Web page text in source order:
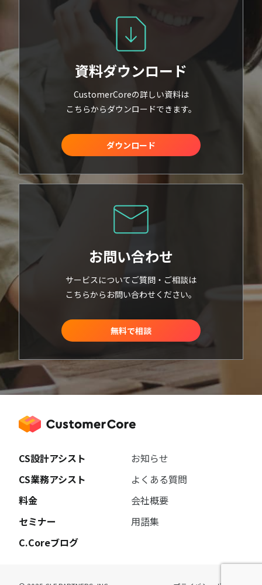
資料ダウンロード
CustomerCoreの詳しい資料は
こちらからダウンロードできます。
ダウンロード
お問い合わせ
サービスについてご質問・ご相談は
こちらからお問い合わせください。
無料で相談
CS設計アシスト
CS業務アシスト
料金
セミナー
C.Coreブログ
お知らせ
よくある質問
会社概要
用語集